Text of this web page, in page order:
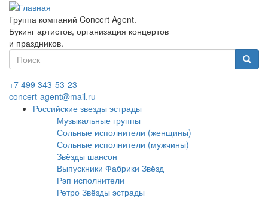
Перейти
основному
содержанию
Группа компаний Concert Agent.
Букинг артистов, организация концертов
и праздников.
Форма
поиска
+7 499 343-53-23
concert-agent@mail.ru
Российские звезды эстрады
Музыкальные группы
Сольные исполнители (женщины)
Сольные исполнители (мужчины)
Звёзды шансон
Выпускники Фабрики Звёзд
Рэп исполнители
Ретро Звёзды эстрады